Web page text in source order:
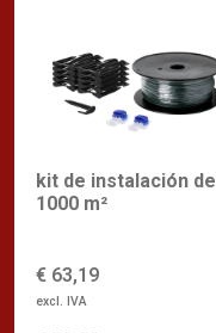
kit de instalación de
1000 m²
€ 63,19
excl. IVA